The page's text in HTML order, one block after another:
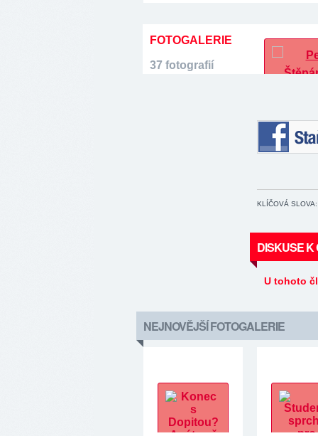
FOTOGALERIE
37 fotografií
KLÍČOVÁ SLOVA:
DISKUSE
U tohoto
NEJNOVĚJŠÍ FOTOGALERIE